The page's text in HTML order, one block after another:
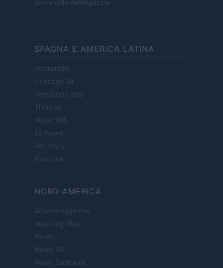
SecondHomeMagazine
SPAGNA E AMERICA LATINA
Actualidad
Finanzas 24
Investindo 365
Think.es
Viajar 365
ES Newz
Pet Story
Encocina
NORD AMERICA
Womanmagazine
Investing Plus
Newz
Newz US
Newz California